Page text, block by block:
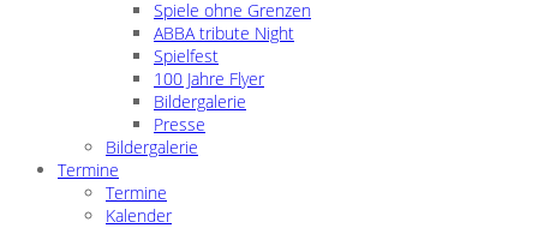
Spiele ohne Grenzen
ABBA tribute Night
Spielfest
100 Jahre Flyer
Bildergalerie
Presse
Bildergalerie
Termine
Termine
Kalender